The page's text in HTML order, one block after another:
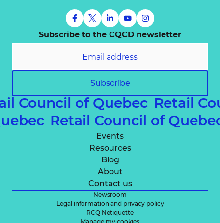
Subscribe to the CQCD newsletter
Subscribe
Council of Quebec Retail
Retail Council of
Events
Resources
Blog
About
Contact us
Newsroom
Legal information and privacy policy
RCQ Netiquette
Manage my cookies